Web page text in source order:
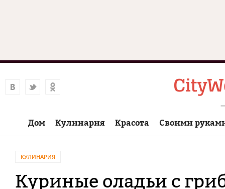
Дом Кулинария Красота Своими
КУЛИНАРИЯ
Куриные оладьи с